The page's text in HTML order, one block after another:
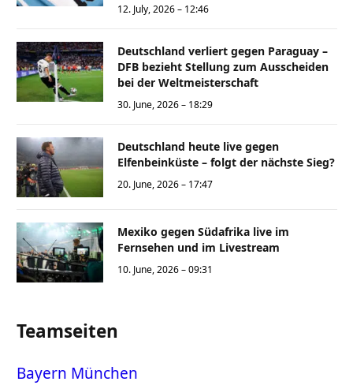
12. July, 2026 – 12:46
Deutschland verliert gegen Paraguay –
DFB bezieht Stellung zum Ausscheiden
bei der Weltmeisterschaft
30. June, 2026 – 18:29
Deutschland heute live gegen
Elfenbeinküste – folgt der nächste Sieg?
20. June, 2026 – 17:47
Mexiko gegen Südafrika live im
Fernsehen und im Livestream
10. June, 2026 – 09:31
Teamseiten
Bayern München